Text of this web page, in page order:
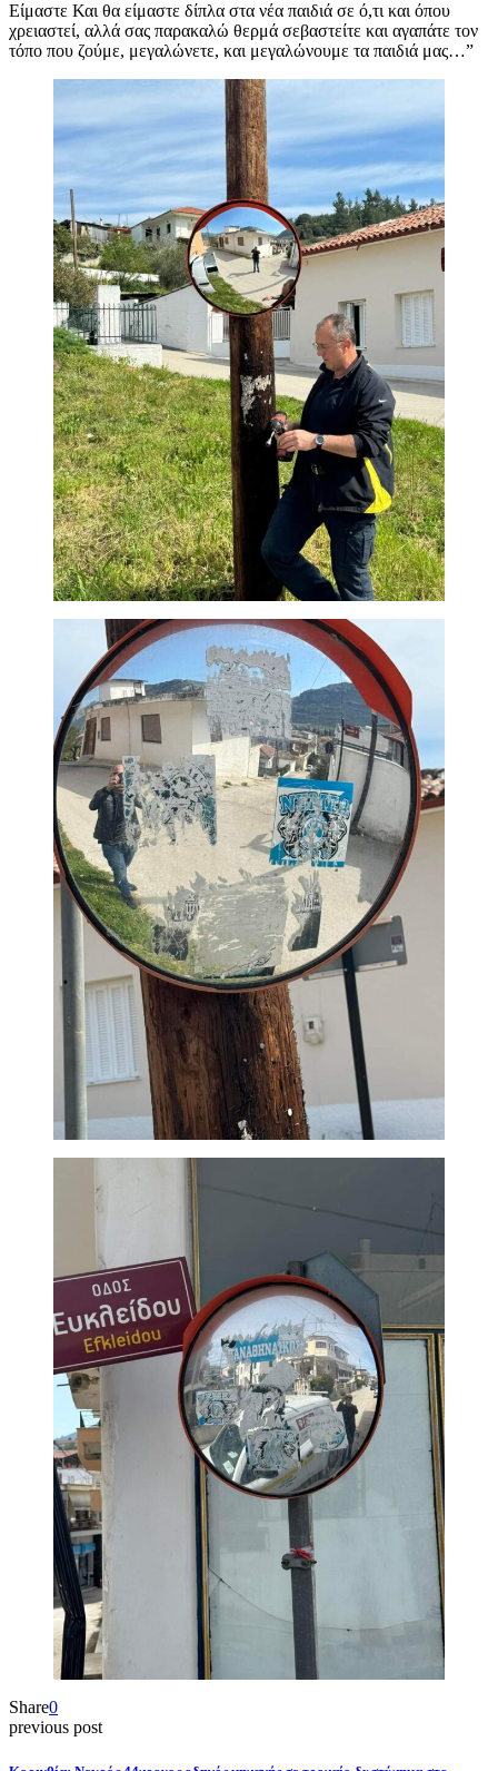
Είμαστε Και θα είμαστε δίπλα στα νέα παιδιά σε ό,τι και όπου
χρειαστεί, αλλά σας παρακαλώ θερμά σεβαστείτε και αγαπάτε τον
τόπο που ζούμε, μεγαλώνετε, και μεγαλώνουμε τα παιδιά μας…”
Share0
previous post